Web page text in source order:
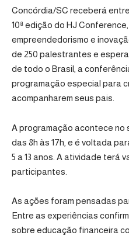
Concórdia/SC receberá
10ª edição do HJ Conference
empreendedorismo e
de 250 palestrantes e
de todo o Brasil, a
programação especial para
acompanharem seus pais.
A programação acontece no
das 8h às 17h, e é voltada
5 a 13 anos. A atividade terá
participantes.
As ações foram pensadas
Entre as experiências
sobre educação financeira